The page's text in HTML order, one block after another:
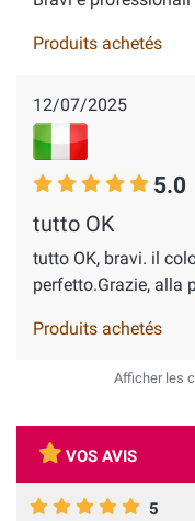
Produits achetés
12/07/2025
5.0
tutto OK
tutto OK, bravi. il
perfetto.Grazie, alla
Produits achetés
Afficher les
VOS AVIS
5